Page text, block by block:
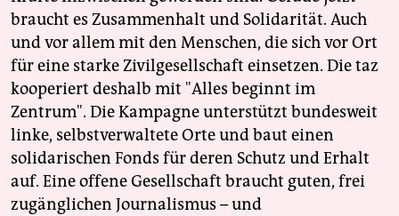
braucht es Zusammenhalt und Solidarität. Auch
und vor allem mit den Menschen, die sich vor Ort
für eine starke Zivilgesellschaft einsetzen. Die taz
kooperiert deshalb mit "Alles beginnt im
Zentrum". Die Kampagne unterstützt bundesweit
linke, selbstverwaltete Orte und baut einen
solidarischen Fonds für deren Schutz und Erhalt
auf. Eine offene Gesellschaft braucht guten, frei
zugänglichen Journalismus – und